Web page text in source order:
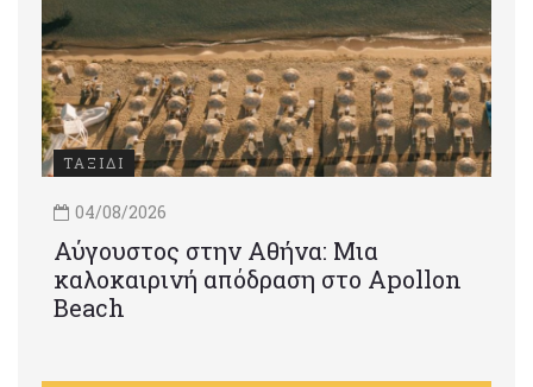
ΤΑΞΙΔΙ
04/08/2026
Αύγουστος στην Αθήνα: Μια
καλοκαιρινή απόδραση στο Apollon
Beach